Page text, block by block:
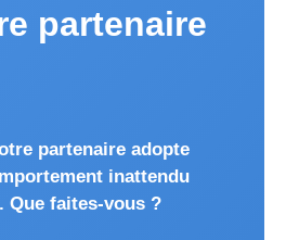
partenaire
partenaire adopte
inattendu
Que faites-vous ?